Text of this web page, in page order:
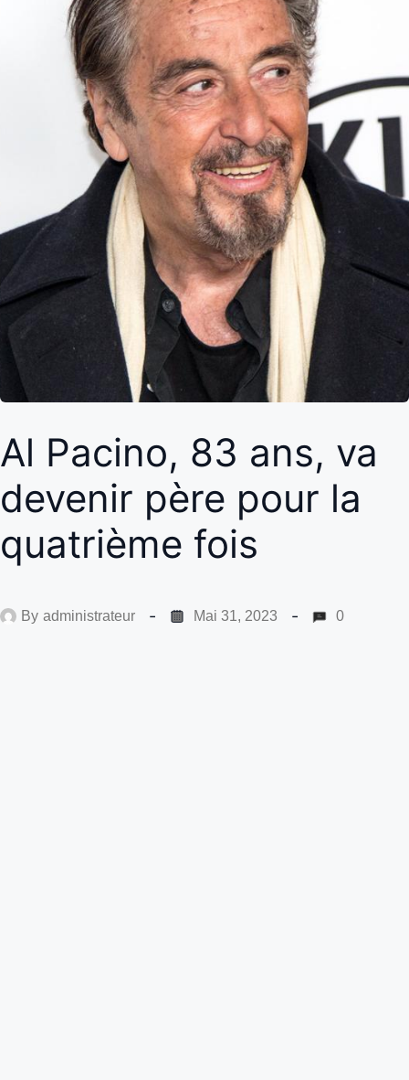
Al Pacino, 83 ans, va
devenir père pour la
quatrième fois
By administrateur Mai 31, 2023 0